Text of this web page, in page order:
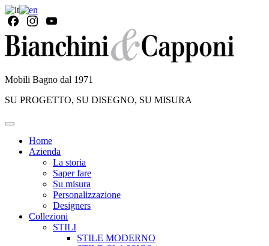
Mobili Bagno dal 1971
SU PROGETTO, SU DISEGNO, SU MISURA
Home
Azienda
La storia
Saper fare
Su misura
Personalizzazione
Designers
Collezioni
STILI
STILE MODERNO